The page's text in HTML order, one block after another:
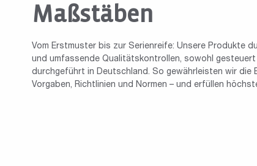
Maßstäben
Vom Erstmuster bis zur Serienreife: Unsere Produkte
und umfassende Qualitätskontrollen, sowohl gesteuert
durchgeführt in Deutschland. So gewährleisten wir die
Vorgaben, Richtlinien und Normen – und erfüllen